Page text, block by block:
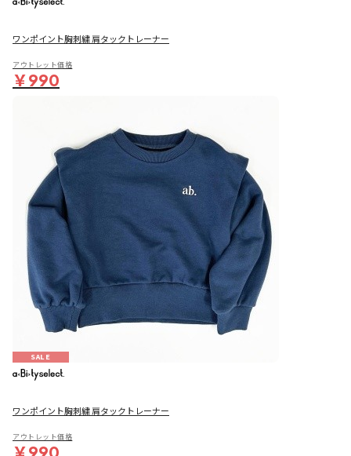
ワンポイント胸刺繍 肩タックトレーナー
アウトレット価格
￥990
SALE
ワンポイント胸刺繍 肩タックトレーナー
アウトレット価格
￥990